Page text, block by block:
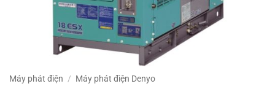
Máy phát điện / Máy phát điện Denyo